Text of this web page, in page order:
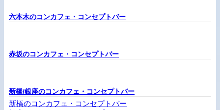
六本木のコンカフェ・コンセプトバー
赤坂のコンカフェ・コンセプトバー
新橋/銀座のコンカフェ・コンセプトバー
新橋のコンカフェ・コンセプトバー